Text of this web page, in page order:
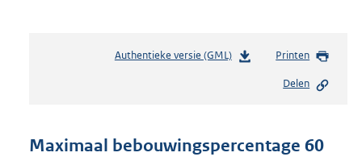
Authentieke versie (GML)b
n
Printen
Delen
Maximaal bebouwingspercentage 60